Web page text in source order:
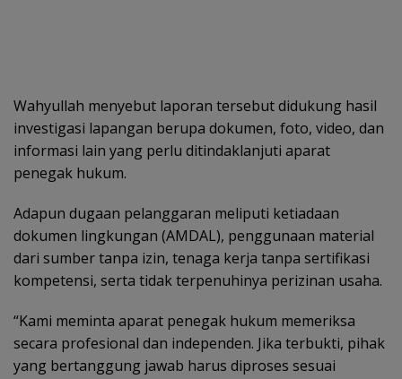
Wahyullah menyebut laporan tersebut didukung hasil
investigasi lapangan berupa dokumen, foto, video, dan
informasi lain yang perlu ditindaklanjuti aparat
penegak hukum.
Adapun dugaan pelanggaran meliputi ketiadaan
dokumen lingkungan (AMDAL), penggunaan material
dari sumber tanpa izin, tenaga kerja tanpa sertifikasi
kompetensi, serta tidak terpenuhinya perizinan usaha.
“Kami meminta aparat penegak hukum memeriksa
secara profesional dan independen. Jika terbukti, pihak
yang bertanggung jawab harus diproses sesuai